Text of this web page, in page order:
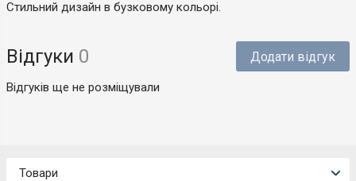
Стильний дизайн в бузковому кольорі.
Відгуки 0 Додати відгук
Відгуків ще не розміщували
Товари